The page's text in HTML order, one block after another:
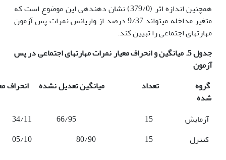
همچنین اندازه اثر (379/0) نشان دهنده­ی این موضوع است که
متغیر مداخله می­تواند 9/37 درصد از واریانس نمرات پس آزمون
مهارت­های اجتماعی را تبیین کند.
جدول 5. میانگین و انحراف معیار نمرات مهارت­های اجتماعی در پس
آزمون
گروه تعداد میانگین تعدیل نشده انحراف
شده
آزمایش
کنترل
15
15
80/90